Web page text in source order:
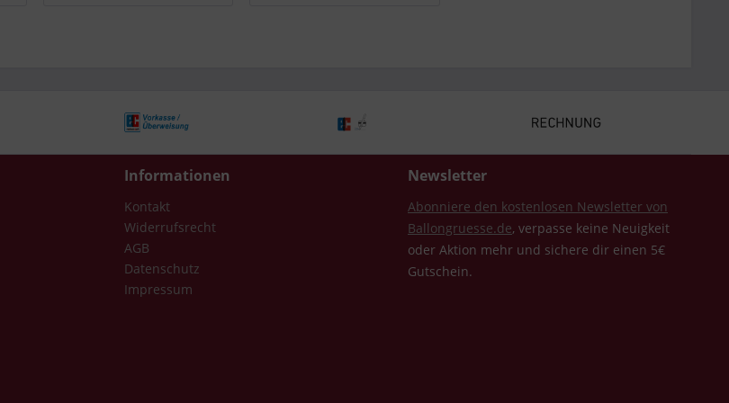
Informationen
Kontakt
Widerrufsrecht
AGB
Datenschutz
Impressum
Newsletter
Abonniere den kostenlosen Newsletter von
Ballongruesse.de, verpasse keine Neuigkeit
oder Aktion mehr und sichere dir einen 5€
Gutschein.